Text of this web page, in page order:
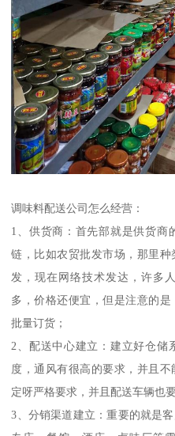
调味料配送公司怎么经营：
1、供货商：首先部就是供货商
链，比如农贸批发市场，那里
发，现在网络技术发达，许多
多，价格还便宜，但是注意的
批量订货；
2、配送中心建立：建立好仓储
度，通风有很高的要求，并且
定呀严格要求，并且配送车辆也
3、分销渠道建立：重要的就是